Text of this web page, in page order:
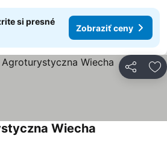
si presné
Zobraziť ceny
Zdieľať
Wiecha